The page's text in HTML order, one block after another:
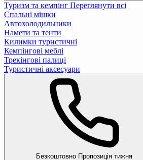
Туризм та кемпінг Переглянути всі
Спальні мішки
Автохолодильники
Намети та тенти
Килимки туристичні
Кемпінгові меблі
Трекінгові палиці
Туристичні аксесуари
Безкоштовно Пропозиція тижня